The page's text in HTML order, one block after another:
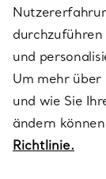
ÜBER TIFFANY &
RECHTLICHE
FOLGEN SIE UNS
und
Um mehr
und wie Sie
ändern
Richtlinie.